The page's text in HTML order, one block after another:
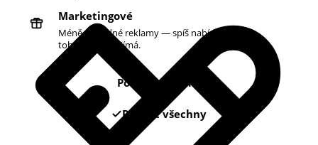
Marketingové
Méně náhodné reklamy — spíš nabídky podle
toho, co vás zajímá.
Pouze nezbytné
Povolit všechny